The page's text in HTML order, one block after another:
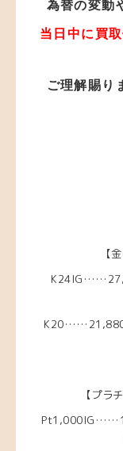
為替の変動
当日中に買
ご理解賜り
【
【プラ